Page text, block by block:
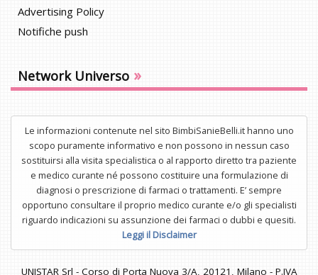
Advertising Policy
Notifiche push
Network Universo »
Le informazioni contenute nel sito BimbiSanieBelli.it hanno uno
scopo puramente informativo e non possono in nessun caso
sostituirsi alla visita specialistica o al rapporto diretto tra paziente
e medico curante né possono costituire una formulazione di
diagnosi o prescrizione di farmaci o trattamenti. E’ sempre
opportuno consultare il proprio medico curante e/o gli specialisti
riguardo indicazioni su assunzione dei farmaci o dubbi e quesiti.
Leggi il Disclaimer
UNISTAR Srl - Corso di Porta Nuova 3/A, 20121, Milano - P.IVA